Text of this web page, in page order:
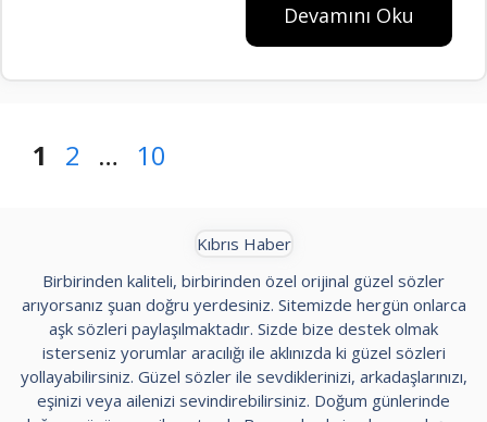
Devamını Oku
Sayfa
1 Sayfa
2 … Sayfa
10
Kıbrıs Haber
Birbirinden kaliteli, birbirinden özel orijinal güzel sözler
arıyorsanız şuan doğru yerdesiniz. Sitemizde hergün onlarca
aşk sözleri paylaşılmaktadır. Sizde bize destek olmak
isterseniz yorumlar aracılığı ile aklınızda ki güzel sözleri
yollayabilirsiniz. Güzel sözler ile sevdiklerinizi, arkadaşlarınızı,
eşinizi veya ailenizi sevindirebilirsiniz. Doğum günlerinde